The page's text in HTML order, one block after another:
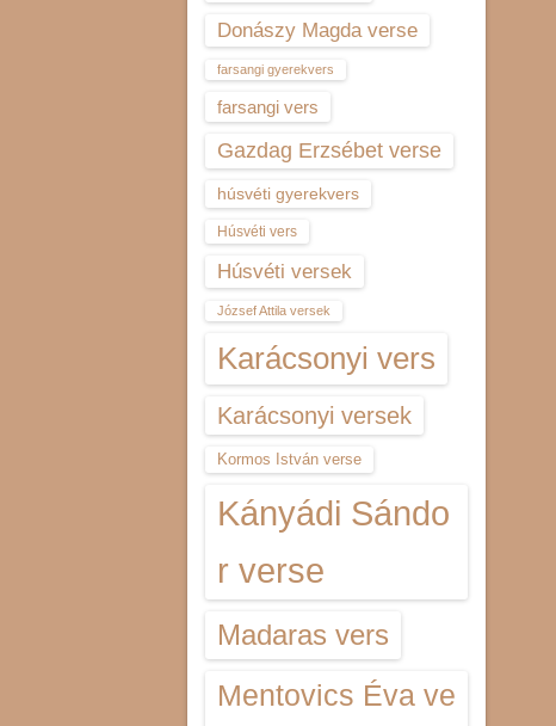
Donászy Magda verse
farsangi gyerekvers
farsangi vers
Gazdag Erzsébet verse
húsvéti gyerekvers
Húsvéti vers
Húsvéti versek
József Attila versek
Karácsonyi vers
Karácsonyi versek
Kormos István verse
Kányádi Sándo
r verse
Madaras vers
Mentovics Éva ve